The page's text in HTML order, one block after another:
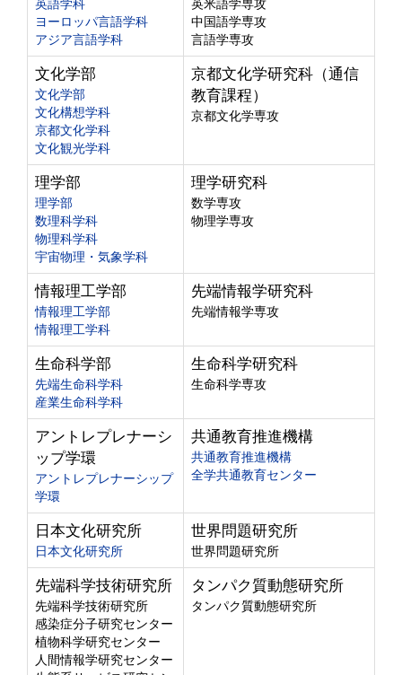
英語学科
ヨーロッパ言語学科
アジア言語学科
英米語学専攻
中国語学専攻
言語学専攻
文化学部
文化学部
文化構想学科
京都文化学科
文化観光学科
京都文化学研究科（通信
教育課程）
京都文化学専攻
理学部
理学部
数理科学科
物理科学科
宇宙物理・気象学科
理学研究科
数学専攻
物理学専攻
情報理工学部
情報理工学部
情報理工学科
先端情報学研究科
先端情報学専攻
生命科学部
先端生命科学科
産業生命科学科
生命科学研究科
生命科学専攻
アントレプレナーシ
ップ学環
アントレプレナーシップ
学環
共通教育推進機構
共通教育推進機構
全学共通教育センター
日本文化研究所
日本文化研究所
世界問題研究所
世界問題研究所
先端科学技術研究所
先端科学技術研究所
感染症分子研究センター
植物科学研究センター
人間情報学研究センター
タンパク質動態研究所
タンパク質動態研究所